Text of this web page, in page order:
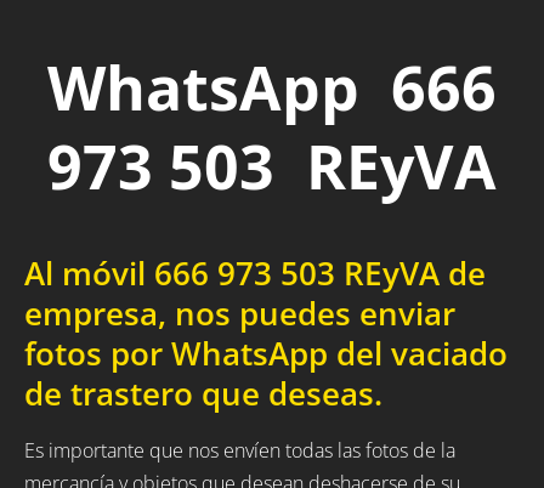
WhatsApp 666
973 503 REyVA
Al móvil 666 973 503 REyVA de
empresa, nos puedes enviar
fotos por WhatsApp del vaciado
de trastero que deseas.
Es importante que nos envíen todas las fotos de la